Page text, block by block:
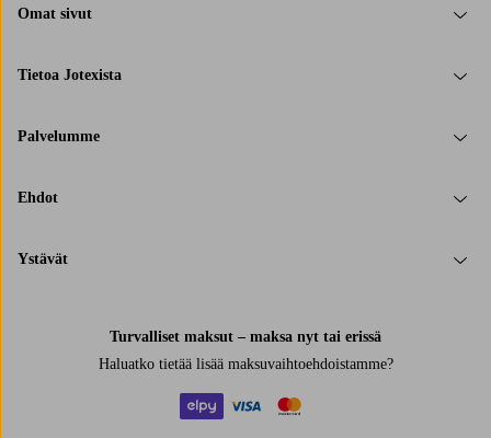
Omat sivut
Tietoa Jotexista
Palvelumme
Ehdot
Ystävät
Turvalliset maksut – maksa nyt tai erissä
Haluatko tietää lisää maksuvaihtoehdoistamme?